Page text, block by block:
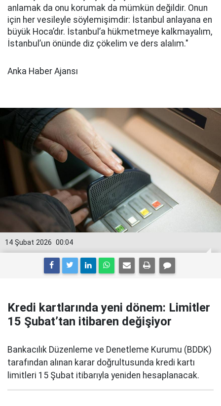
anlamak da onu korumak da mümkün değildir. Onun
için her vesileyle söylemişimdir: İstanbul anlayana en
büyük Hoca’dır. İstanbul’a hükmetmeye kalkmayalım,
İstanbul’un önünde diz çökelim ve ders alalım."
Anka Haber Ajansı
00:04
14 Şubat 2026
Kredi kartlarında yeni dönem: Limitler
15 Şubat’tan itibaren değişiyor
Bankacılık Düzenleme ve Denetleme Kurumu (BDDK)
tarafından alınan karar doğrultusunda kredi kartı
limitleri 15 Şubat itibarıyla yeniden hesaplanacak.